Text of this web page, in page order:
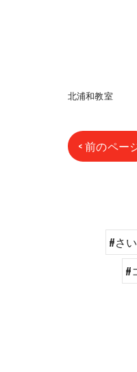
北浦和教室
< 前のペー
#さ
#